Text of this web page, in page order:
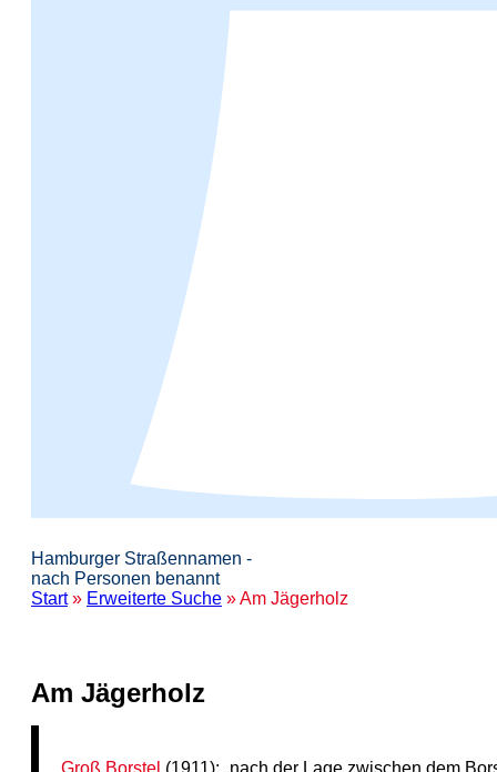
Hamburger Straßennamen -
nach Personen benannt
Start» Erweiterte Suche » Am Jägerholz
Am Jägerholz
Groß Borstel (1911): „nach der Lage zwischen dem